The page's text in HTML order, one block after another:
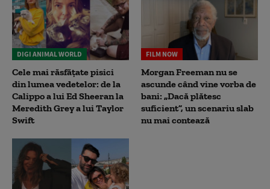
DIGI ANIMAL WORLD
Cele mai răsfățate pisici
din lumea vedetelor: de la
Calippo a lui Ed Sheeran la
Meredith Grey a lui Taylor
Swift
FILM NOW
Morgan Freeman nu se
ascunde când vine vorba de
bani: „Dacă plătesc
suficient”, un scenariu slab
nu mai contează